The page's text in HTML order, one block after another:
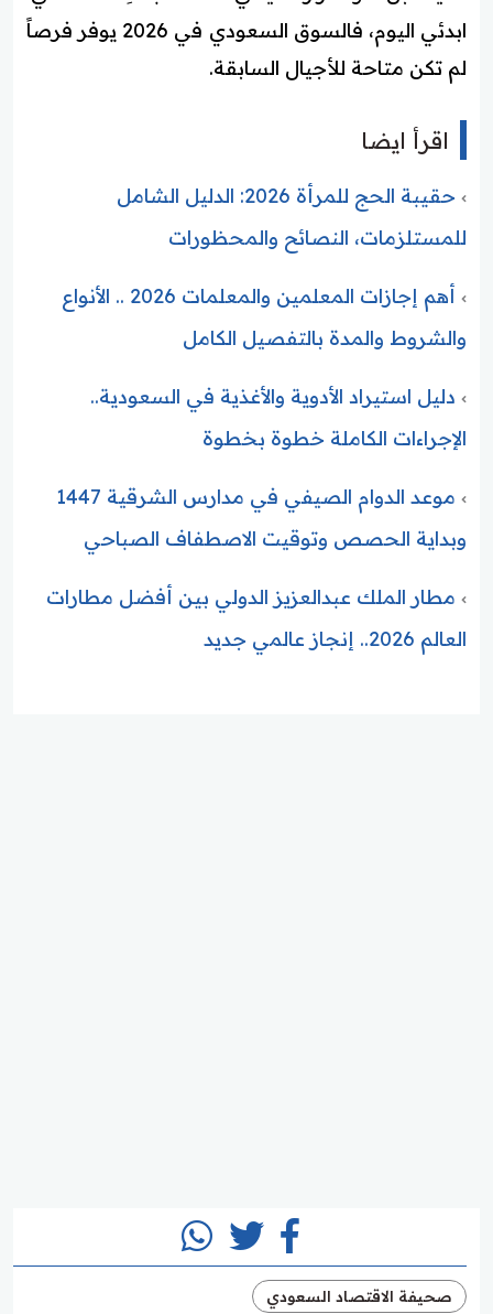
ابدئي اليوم، فالسوق السعودي في 2026 يوفر فرصاً
لم تكن متاحة للأجيال السابقة.
اقرأ ايضا
حقيبة الحج للمرأة 2026: الدليل الشامل
للمستلزمات، النصائح والمحظورات
أهم إجازات المعلمين والمعلمات 2026 .. الأنواع
والشروط والمدة بالتفصيل الكامل
دليل استيراد الأدوية والأغذية في السعودية..
الإجراءات الكاملة خطوة بخطوة
موعد الدوام الصيفي في مدارس الشرقية 1447
وبداية الحصص وتوقيت الاصطفاف الصباحي
مطار الملك عبدالعزيز الدولي بين أفضل مطارات
العالم 2026.. إنجاز عالمي جديد
صحيفة الاقتصاد السعودي